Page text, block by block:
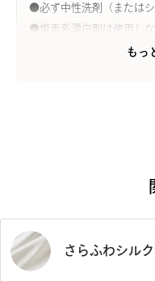
※画像のようにレースに
●必ず中性洗剤（またはシ
●塩素系漂白剤は使用しな
●タンブラー乾燥はお避
もっ
さらふわシル